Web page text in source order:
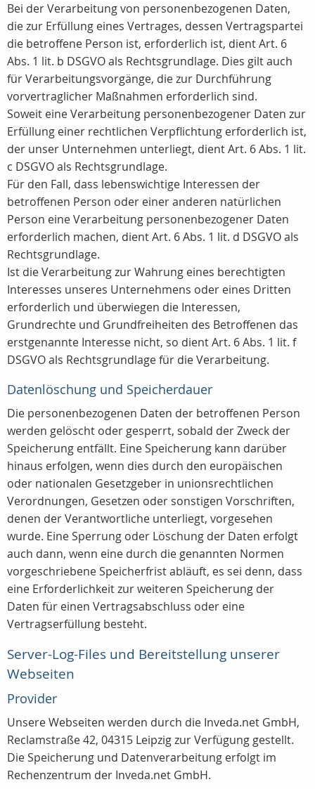
Bei der Verarbeitung von personenbezogenen Daten,
die zur Erfüllung eines Vertrages, dessen Vertragspartei
die betroffene Person ist, erforderlich ist, dient Art. 6
Abs. 1 lit. b DSGVO als Rechtsgrundlage. Dies gilt auch
für Verarbeitungsvorgänge, die zur Durchführung
vorvertraglicher Maßnahmen erforderlich sind.
Soweit eine Verarbeitung personenbezogener Daten zur
Erfüllung einer rechtlichen Verpflichtung erforderlich ist,
der unser Unternehmen unterliegt, dient Art. 6 Abs. 1 lit.
c DSGVO als Rechtsgrundlage.
Für den Fall, dass lebenswichtige Interessen der
betroffenen Person oder einer anderen natürlichen
Person eine Verarbeitung personenbezogener Daten
erforderlich machen, dient Art. 6 Abs. 1 lit. d DSGVO als
Rechtsgrundlage.
Ist die Verarbeitung zur Wahrung eines berechtigten
Interesses unseres Unternehmens oder eines Dritten
erforderlich und überwiegen die Interessen,
Grundrechte und Grundfreiheiten des Betroffenen das
erstgenannte Interesse nicht, so dient Art. 6 Abs. 1 lit. f
DSGVO als Rechtsgrundlage für die Verarbeitung.
Datenlöschung und Speicherdauer
Die personenbezogenen Daten der betroffenen Person
werden gelöscht oder gesperrt, sobald der Zweck der
Speicherung entfällt. Eine Speicherung kann darüber
hinaus erfolgen, wenn dies durch den europäischen
oder nationalen Gesetzgeber in unionsrechtlichen
Verordnungen, Gesetzen oder sonstigen Vorschriften,
denen der Verantwortliche unterliegt, vorgesehen
wurde. Eine Sperrung oder Löschung der Daten erfolgt
auch dann, wenn eine durch die genannten Normen
vorgeschriebene Speicherfrist abläuft, es sei denn, dass
eine Erforderlichkeit zur weiteren Speicherung der
Daten für einen Vertragsabschluss oder eine
Vertragserfüllung besteht.
Server-Log-Files und Bereitstellung unserer
Webseiten
Provider
Unsere Webseiten werden durch die Inveda.net GmbH,
Reclamstraße 42, 04315 Leipzig zur Verfügung gestellt.
Die Speicherung und Datenverarbeitung erfolgt im
Rechenzentrum der Inveda.net GmbH.